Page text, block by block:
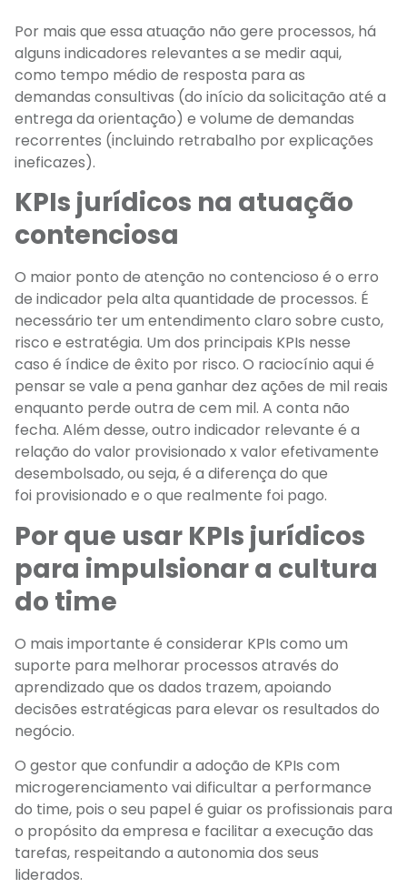
Por mais que essa atuação não gere processos, há
alguns indicadores relevantes a se medir aqui,
como tempo médio de resposta para as
demandas consultivas (do início da solicitação até a
entrega da orientação) e volume de demandas
recorrentes (incluindo retrabalho por explicações
ineficazes).
KPIs jurídicos na atuação
contenciosa
O maior ponto de atenção no contencioso é o erro
de indicador pela alta quantidade de processos. É
necessário ter um entendimento claro sobre custo,
risco e estratégia. Um dos principais KPIs nesse
caso é índice de êxito por risco. O raciocínio aqui é
pensar se vale a pena ganhar dez ações de mil reais
enquanto perde outra de cem mil. A conta não
fecha. Além desse, outro indicador relevante é a
relação do valor provisionado x valor efetivamente
desembolsado, ou seja, é a diferença do que
foi provisionado e o que realmente foi pago.
Por que usar KPIs jurídicos
para impulsionar a cultura
do time
O mais importante é considerar KPIs como um
suporte para melhorar processos através do
aprendizado que os dados trazem, apoiando
decisões estratégicas para elevar os resultados do
negócio.
O gestor que confundir a adoção de KPIs com
microgerenciamento vai dificultar a performance
do time, pois o seu papel é guiar os profissionais para
o propósito da empresa e facilitar a execução das
tarefas, respeitando a autonomia dos seus
liderados.